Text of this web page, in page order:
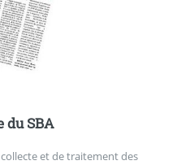
du SBA
et de traitement des